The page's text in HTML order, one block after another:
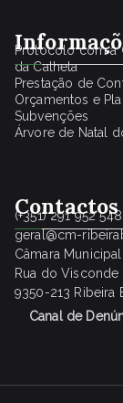
Protocolo com a
da Calheta
Prestação de
Orçamentos e
Subvenções
Árvore de Natal
Contactos
(+351) 291 952 548
geral@cm-
Câmara
Rua do Visconde
9350-213 Ribeira
Canal de